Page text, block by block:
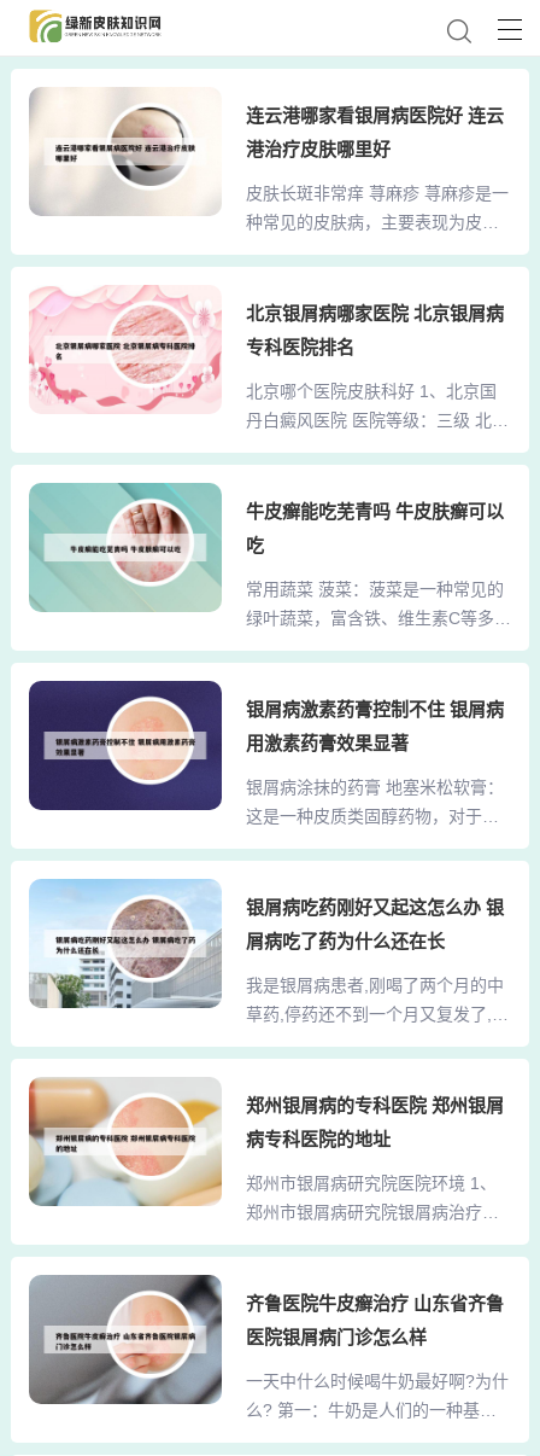
连云港哪家看银屑病医院好 连云
港治疗皮肤哪里好
皮肤长斑非常痒 荨麻疹 荨麻疹是一
种常见的皮肤病，主要表现为皮肤
上出现红斑、瘙痒等症状。这些红
如食物过敏或药物过敏等。荨麻疹
的发作通常是暂时性的，红斑会在
复发作。湿疹 湿疹也是一种可能导
致皮肤红斑瘙痒的皮肤病。身上长
红斑很痒的原因可能有多种，常见
肤病 某些皮肤病可能导致身上长红
斑并伴随痒感。例如，荨麻疹是一
点是迅速出现、痒感明显，一段时
间后又可迅速消退。身上...
北京银屑病哪家医院 北京银屑病
专科医院排名
北京哪个医院皮肤科好 1、北京国
丹白癜风医院 医院等级：三级 北京
国丹白癜风医院创建于2009年，位
业治疗白癜风皮肤病，还是很有名
的皮肤科医院的。2、北京擅长皮肤
京协和医院等。北京大学第一医院
擅长领域：北京大学第一医院皮肤
科是国内知名的皮肤科之一，拥有
队。该医院在皮肤病的诊断、治疗
和预防方面都有很高的水平，特别
面有着独到的治疗方法。3、北京大
学第一医院皮肤...
牛皮癣能吃芜青吗 牛皮肤癣可以
吃
常用蔬菜 菠菜：菠菜是一种常见的
绿叶蔬菜，富含铁、维生素C等多种
营养素，有助于增强免疫力。 生
拉，含有丰富的水分和膳食纤维。
芹菜：芹菜有独特的香味，含有丰
降低血压。西红柿：西红柿是一种
受欢迎的蔬菜，既可以作为水果，
也可以作为烹饪食材。它含有丰富
炒菜、炖汤或制作酱料。 黄瓜：黄
瓜是夏季常见的蔬菜之一，口感清
常用于凉拌、炖汤或作为面膜。此
外，还有如白菜、辣...
银屑病激素药膏控制不住 银屑病
用激素药膏效果显著
银屑病涂抹的药膏 地塞米松软膏：
这是一种皮质类固醇药物，对于轻
度的银屑病有很好的治疗效果。它
肿、瘙痒等症状。他克莫司软膏：
这是一种免疫抑制剂，适用于中度
活化，达到抗炎作用，促进皮肤恢
复健康。临床上治疗银屑病常用的
药膏有糖皮质激素软膏、维A酸软
抑制剂，还有各种各样的角质促成
剂，比如蒽林软膏、焦油制剂、水
下几类：激素类药物，常用的有复
方氟米松软膏、卤米松乳膏...
银屑病吃药刚好又起这怎么办 银
屑病吃了药为什么还在长
我是银屑病患者,刚喝了两个月的中
草药,停药还不到一个月又复发了,心
情... 1、你可以看看中医，牛皮癣属
的反映器官吧，我记不太清了，你
可以在百度上搜索一下看看。假设
来治疗，也就是说肺上有问题了，
才反应在皮肤上，那么我们当然首
当其冲先治本了。2、问题分析：
因不明，可能与遗传，免疫，感染
等因素有关，目前并没有彻底治愈
西药，目前都是对症治疗，没有远
期效果。3...
郑州银屑病的专科医院 郑州银屑
病专科医院的地址
郑州市银屑病研究院医院环境 1、
郑州市银屑病研究院银屑病治疗基
地，秉承“一切为了患者、一切围绕
床转化，推行绿色人文医疗，凭借
先进的医疗理念与显著疗效，赢得
郑州市银屑病研究所牛皮癣治疗基
地一直坚守“患者至上”的服务理念，
致力于科研创新和临床实践的紧密
齐鲁医院牛皮癣治疗 山东省齐鲁
医院银屑病门诊怎么样
一天中什么时候喝牛奶最好啊?为什
么? 第一：牛奶是人们的一种基础
食品，一日三餐一般以饭后喝为